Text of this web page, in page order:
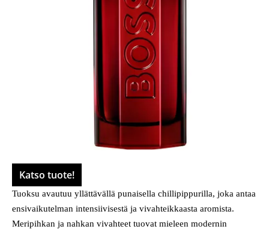
Katso tuote!
Tuoksu avautuu yllättävällä punaisella chillipippurilla, joka antaa
ensivaikutelman intensiivisestä ja vivahteikkaasta aromista.
Meripihkan ja nahkan vivahteet tuovat mieleen modernin